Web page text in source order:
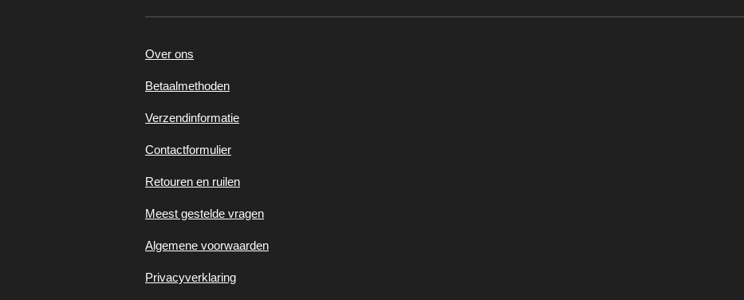
Over ons
Betaalmethoden
Verzendinformatie
Contactformulier
Retouren en ruilen
Meest gestelde vragen
Algemene voorwaarden
Privacyverklaring